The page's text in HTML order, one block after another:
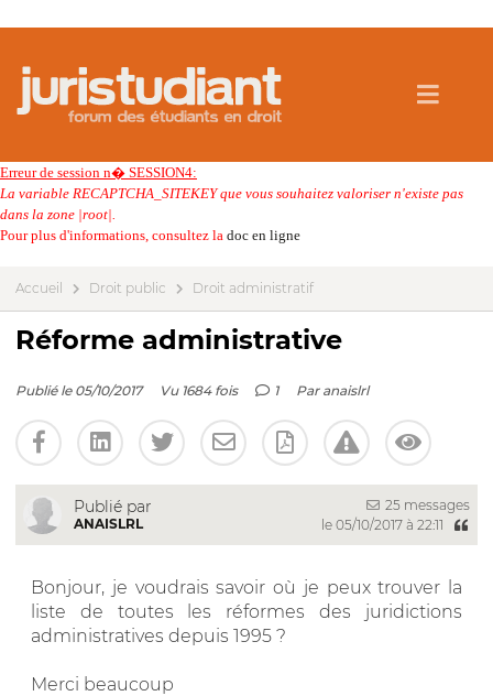
Erreur de session n� SESSION4:
La variable RECAPTCHA_SITEKEY que vous souhaitez valoriser n'existe pas
dans la zone |root|.
Pour plus d'informations, consultez la doc en ligne
Accueil Droit public Droit administratif
Réforme administrative
Publié le 05/10/2017 Vu 1684 fois 1 Par anaislrl
Publié par
ANAISLRL
25 messages
le 05/10/2017 à 22:11
Bonjour, je voudrais savoir où je peux trouver la
liste de toutes les réformes des juridictions
administratives depuis 1995 ?
Merci beaucoup